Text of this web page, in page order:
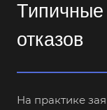
отказов
На практике